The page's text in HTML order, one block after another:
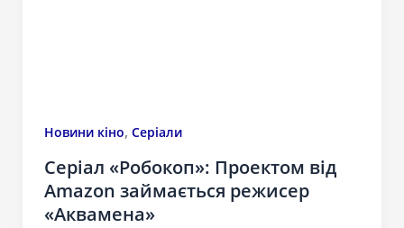
Новини кіно, Серіали
Серіал «Робокоп»: Проектом від
Amazon займається режисер
«Аквамена»